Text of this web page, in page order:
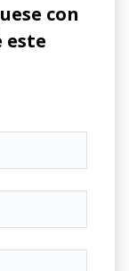
con
este